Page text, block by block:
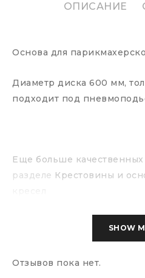
ОПИСАНИЕ
Основа для
Диаметр диска 600 мм,
подходит под
Еще больше
разделе Крестовины и
SHOW
Отзывов пока нет.